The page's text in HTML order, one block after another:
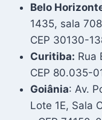
Belo
1435, sala
CEP 30130-
Curitiba: Rua
CEP 80.035-
Goiânia: Av.
Lote 1E, Sala